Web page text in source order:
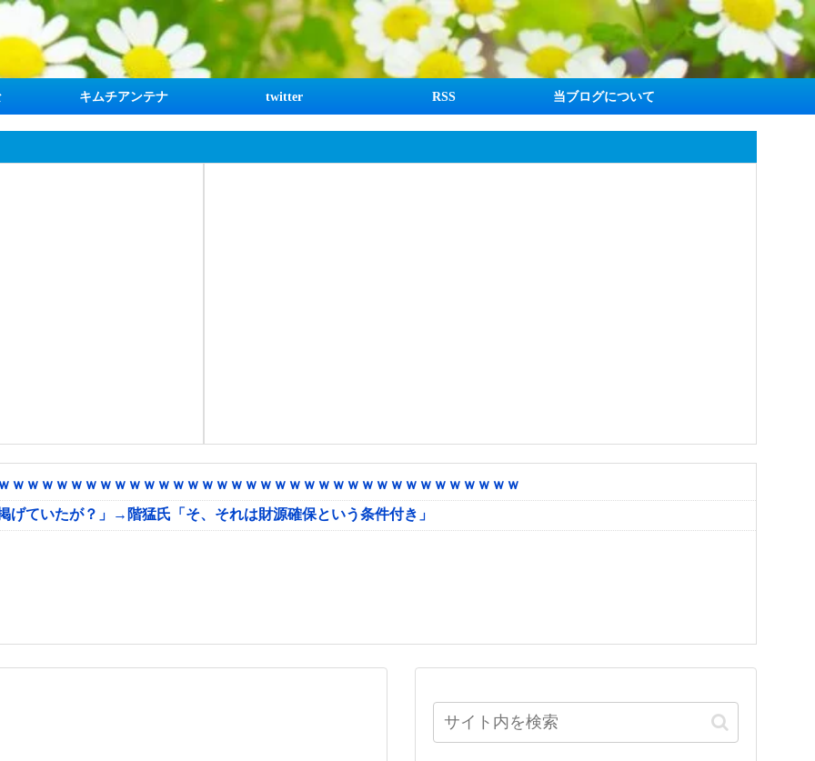
キムチアンテナ twitter RSS 当ブログについて
ｗｗｗｗｗｗｗｗｗｗｗｗｗｗｗｗｗｗｗｗｗｗｗｗｗｗｗｗｗｗｗｗｗｗ
ていたが？」→階猛氏「そ、それは財源確保という条件付き」